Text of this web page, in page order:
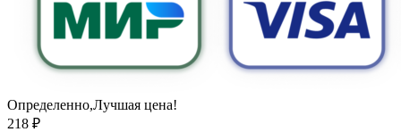
Определенно,Лучшая цена!
218 ₽